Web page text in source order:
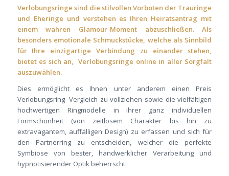
Verlobungsringe sind die stilvollen Vorboten der Trauringe
und Eheringe und verstehen es Ihren Heiratsantrag mit
einem wahren Glamour-Moment abzuschließen. Als
besonders emotionale Schmuckstücke, welche als Sinnbild
für Ihre einzigartige Verbindung zu einander stehen,
bietet es sich an, Verlobungsringe online in aller Sorgfalt
auszuwählen.
Dies ermöglicht es Ihnen unter anderem einen Preis
Verlobungsring -Vergleich zu vollziehen sowie die vielfältigen
hochwertigen Ringmodelle in ihrer ganz individuellen
Formschönheit (von zeitlosem Charakter bis hin zu
extravagantem, auffälligen Design) zu erfassen und sich für
den Partnerring zu entscheiden, welcher die perfekte
Symbiose von bester, handwerklicher Verarbeitung und
hypnotisierender Optik beherrscht.